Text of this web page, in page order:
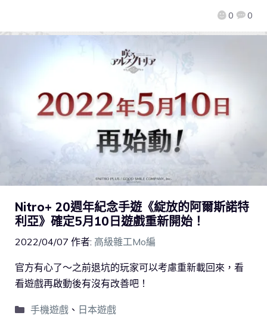
0 0
Nitro+ 20週年紀念手遊《綻放的阿爾斯諾特
利亞》確定5月10日遊戲重新開始！
2022/04/07 作者: 高級雜工Mo編
官方有心了～之前退坑的玩家可以考慮重新載回來，看
看遊戲再啟動後有沒有改善吧！
手機遊戲、 日本遊戲